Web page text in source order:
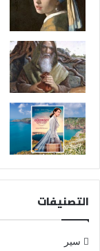
التصنيفات
سير